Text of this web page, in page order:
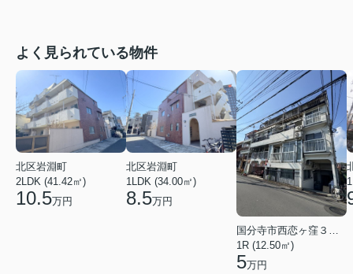
よく見られている物件
北区岩淵町
2LDK (41.42㎡)
10.5万円
北区岩淵町
1LDK (34.00㎡)
8.5万円
国分寺市西恋ヶ窪３丁目
1R (12.50㎡)
5万円